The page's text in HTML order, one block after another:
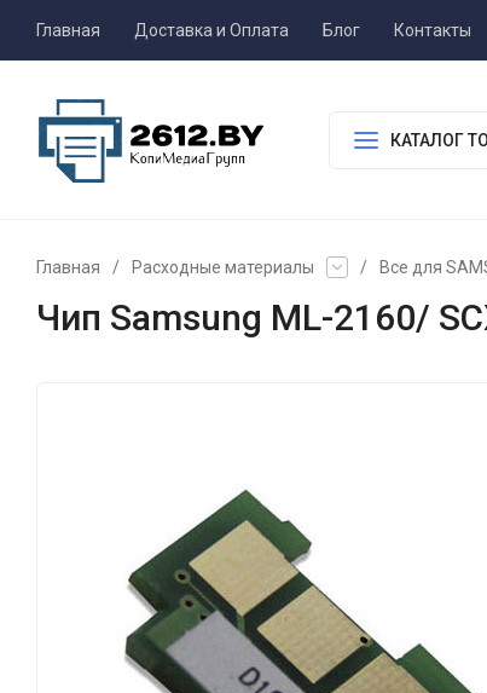
Главная Доставка и Оплата Блог Контакты
КАТАЛОГ
Главная / Расходные материалы / Все для
Чип Samsung ML-2160/